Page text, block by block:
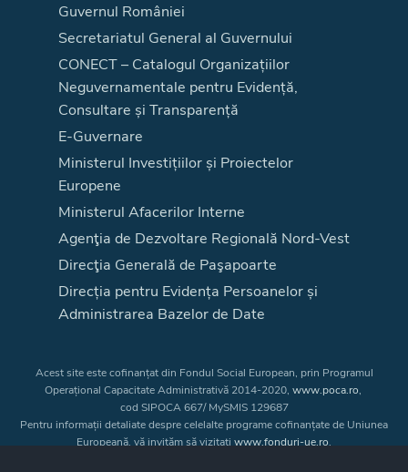
Guvernul României
Secretariatul General al Guvernului
CONECT – Catalogul Organizațiilor
Neguvernamentale pentru Evidență,
Consultare și Transparență
E-Guvernare
Ministerul Investițiilor și Proiectelor
Europene
Ministerul Afacerilor Interne
Agenţia de Dezvoltare Regională Nord-Vest
Direcţia Generală de Paşapoarte
Direcția pentru Evidența Persoanelor și
Administrarea Bazelor de Date
Acest site este cofinanțat din Fondul Social European, prin Programul
Operațional Capacitate Administrativă 2014-2020, www.poca.ro,
cod SIPOCA 667/ MySMIS 129687
Pentru informații detaliate despre celelalte programe cofinanțate de Uniunea
Europeană, vă invităm să vizitați www.fonduri-ue.ro.